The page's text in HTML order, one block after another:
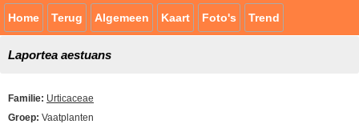
Home Terug Algemeen Kaart Foto's Trend
Laportea aestuans
Familie: Urticaceae
Groep: Vaatplanten